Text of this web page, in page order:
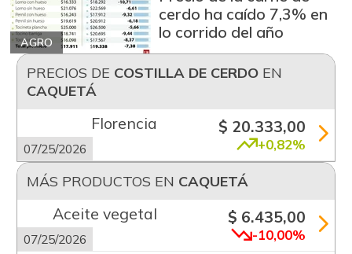
AGRO
cerdo ha caído 7,3% en
lo corrido del año
PRECIOS DE COSTILLA DE CERDOEN
CAQUETÁ
Florencia
07/25/2026
$ 20.333,00
+0,82%
MÁS PRODUCTOS EN CAQUETÁ
Aceite vegetal
07/25/2026
$ 6.435,00
-10,00%